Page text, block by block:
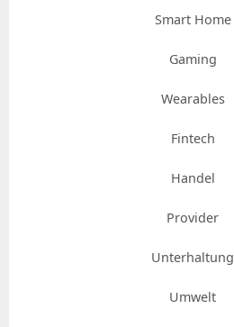
Smart Home
Gaming
Wearables
Fintech
Handel
Provider
Unterhaltung
Umwelt